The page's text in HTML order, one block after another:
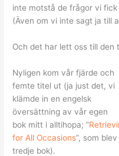
inte motstå de frågor vi fick
(Även om vi inte sagt ja till
Och det har lett oss till den
Nyligen kom vår fjärde och
femte titel ut (ja just det, vi
klämde in en engelsk
översättning av vår egen
bok mitt i alltihopa; ”
for All Occasions”, som
tredje bok).